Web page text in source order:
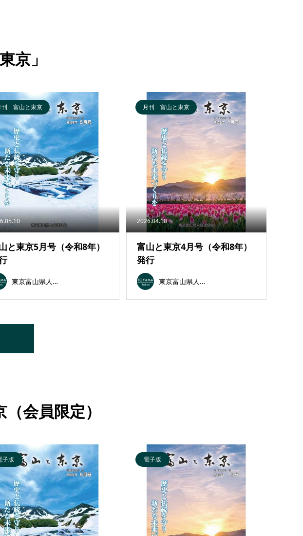
京」
刊 富山と東京
と東京5月号（令和8年）
東京富山県人会連合会
2026.04.10
月刊 富山と東京
富山と東京4月号（令和8年）
発行
東京富山県人会連合会
会員限定）
子版 電子版